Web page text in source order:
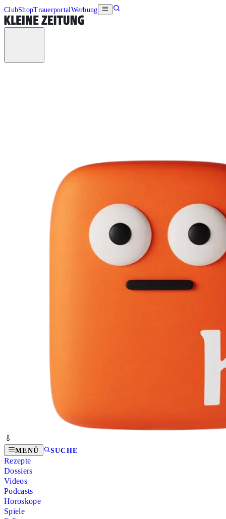
ClubShopTrauerportalWerbung
MENÜ SUCHE
Rezepte
Dossiers
Videos
Podcasts
Horoskope
Spiele